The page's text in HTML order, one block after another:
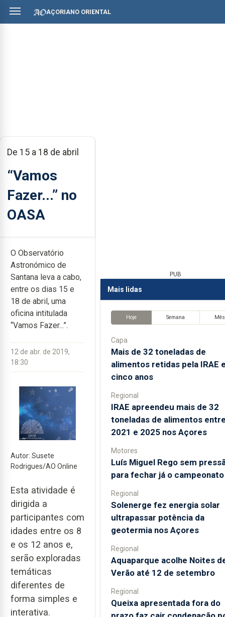
AÇORIANO ORIENTAL
De 15 a 18 de abril
“Vamos
Fazer...” no
OASA
O Observatório
Astronómico de
Santana leva a cabo,
entre os dias 15 e
18 de abril, uma
oficina intitulada
“Vamos Fazer...”.
12 de abr. de 2019,
18:30
Autor: Susete
Rodrigues/AO Online
Esta atividade é
dirigida a
participantes com
idades entre os 8
e os 12 anos e,
serão exploradas
temáticas
diferentes de
forma simples e
interativa.
PUB
Mais lidas
Hoje Semana Mês
Capa
Mais de 32 toneladas de
alimentos retidas pela IRAE
cinco anos
Regional
IRAE apreendeu mais de 32
toneladas de alimentos
2021 e 2025 nos Açores
Motores
Luís Miguel Rego sem
para fechar já o campeonato
Regional
Solenerge fez energia solar
ultrapassar potência da
geotermia nos Açores
Regional
Aquaparque acolhe Noites
Verão até 12 de setembro
Regional
Queixa apresentada fora do